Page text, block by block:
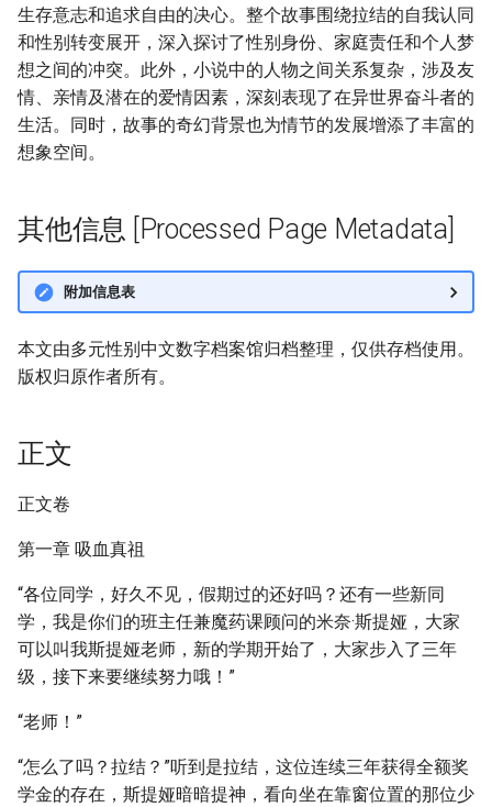
生存意志和追求自由的决心。整个故事围绕拉结的自我认同
和性别转变展开，深入探讨了性别身份、家庭责任和个人梦
想之间的冲突。此外，小说中的人物之间关系复杂，涉及友
情、亲情及潜在的爱情因素，深刻表现了在异世界奋斗者的
生活。同时，故事的奇幻背景也为情节的发展增添了丰富的
想象空间。
其他信息 [Processed Page Metadata]
附加信息表
本文由多元性别中文数字档案馆归档整理，仅供存档使用。
版权归原作者所有。
正文
正文卷
第一章 吸血真祖
“各位同学，好久不见，假期过的还好吗？还有一些新同
学，我是你们的班主任兼魔药课顾问的米奈·斯提娅，大家
可以叫我斯提娅老师，新的学期开始了，大家步入了三年
级，接下来要继续努力哦！”
“老师！”
“怎么了吗？拉结？”听到是拉结，这位连续三年获得全额奖
学金的存在，斯提娅暗暗提神，看向坐在靠窗位置的那位少